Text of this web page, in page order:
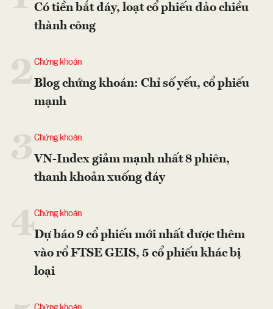
Có tiền bắt đáy, loạt cổ phiếu đảo chiều
thành công
2Chứng khoán
Blog chứng khoán: Chỉ số yếu, cổ phiếu
mạnh
Chứng khoán
VN-Index giảm mạnh nhất 8 phiên,
thanh khoản xuống đáy
4Chứng khoán
Dự báo 9 cổ phiếu mới nhất được thêm
vào rổ FTSE GEIS, 5 cổ phiếu khác bị
loại